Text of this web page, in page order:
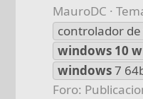
MauroDC
controlador
windows 10
windows7
Foro: